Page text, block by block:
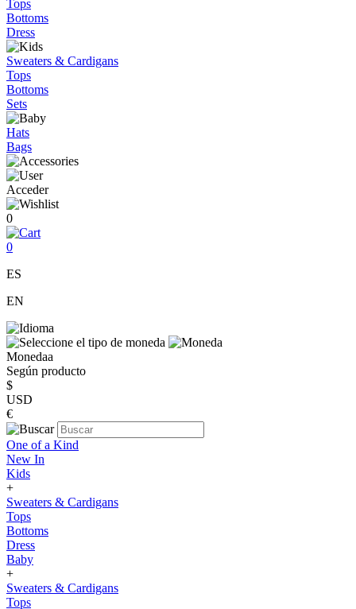
Tops
Bottoms
Dress
Sweaters & Cardigans
Tops
Bottoms
Sets
Hats
Bags
Acceder
0
0
ES
EN
Monedaa
Según producto
$
USD
€
One of a Kind
New In
Kids
+
Sweaters & Cardigans
Tops
Bottoms
Dress
Baby
+
Sweaters & Cardigans
Tops